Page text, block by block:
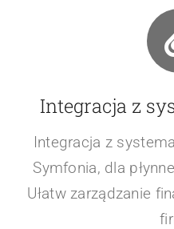
Integracja z
Integracja z
Symfonia, dla
Ułatw zarządzanie